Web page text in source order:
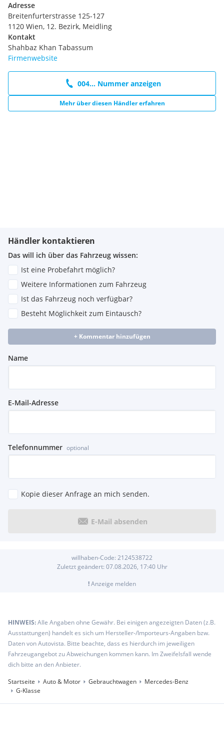
Adresse
Breitenfurterstrasse 125-127
1120 Wien, 12. Bezirk, Meidling
Kontakt
Shahbaz Khan Tabassum
Firmenwebsite
004... Nummer anzeigen
Mehr über diesen Händler erfahren
Händler kontaktieren
Das will ich über das Fahrzeug wissen:
Ist eine Probefahrt möglich?
Weitere Informationen zum Fahrzeug
Ist das Fahrzeug noch verfügbar?
Besteht Möglichkeit zum Eintausch?
+ Kommentar hinzufügen
Name
E-Mail-Adresse
Telefonnummer optional
Kopie dieser Anfrage an mich senden.
E-Mail absenden
willhaben-Code: 2124538722
Zuletzt geändert: 07.08.2026, 17:40Uhr
!Anzeige melden
HINWEIS:Alle Angaben ohne Gewähr. Bei einigen angezeigten Daten (z.B.
Ausstattungen) handelt es sich um Hersteller-/Importeurs-Angaben bzw.
Daten von Autovista. Bitte beachte, dass es hierdurch im jeweiligen
Fahrzeugangebot zu Abweichungen kommen kann. Im Zweifelsfall wende
dich bitte an den Anbieter.
Startseite
Auto & Motor Gebrauchtwagen
Mercedes-Benz
G-Klasse